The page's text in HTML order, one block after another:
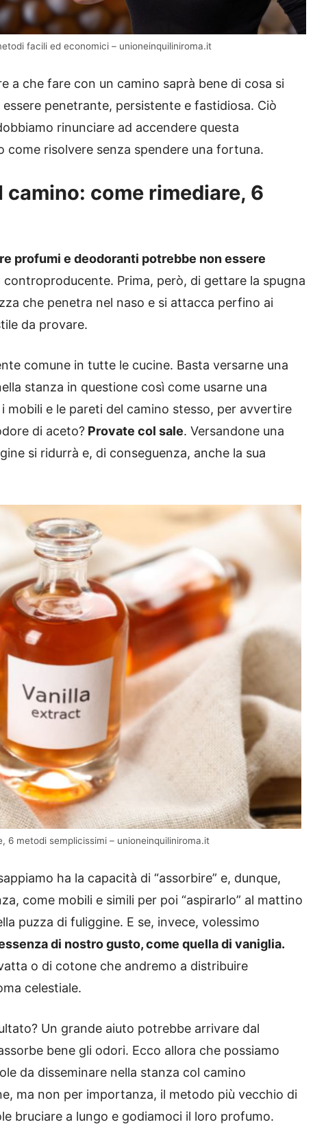
facili ed economici – unioneinquiliniroma.it
a che fare con un camino saprà bene di cosa si
penetrante, persistente e fastidiosa. Ciò
rinunciare ad accendere questa
come risolvere senza spendere una fortuna.
come rimediare, 6
profumi e deodoranti potrebbe non essere
Prima, però, di gettare la spugna
che penetra nel naso e si attacca perfino ai
da provare.
comune in tutte le cucine. Basta versarne una
stanza in questione così come usarne una
mobili e le pareti del camino stesso, per avvertire
di aceto? Provate col sale. Versandone una
si ridurrà e, di conseguenza, anche la sua
6 metodi semplicissimi – unioneinquiliniroma.it
ha la capacità di “assorbire” e, dunque,
come mobili e simili per poi “aspirarlo” al mattino
puzza di fuliggine. E se, invece, volessimo
di nostro gusto, come quella di vaniglia.
o di cotone che andremo a distribuire
celestiale.
Un grande aiuto potrebbe arrivare dal
bene gli odori. Ecco allora che possiamo
da disseminare nella stanza col camino
ma non per importanza, il metodo più vecchio di
bruciare a lungo e godiamoci il loro profumo.